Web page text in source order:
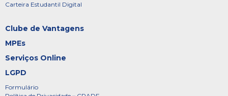
Carteira Estudantil Digital
Clube de Vantagens
MPEs
Serviços Online
LGPD
Formulário